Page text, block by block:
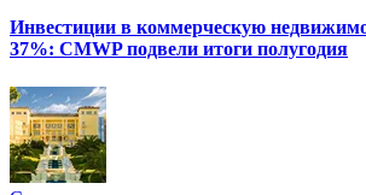
Инвестиции в коммерческую
37%: CMWP подвели итоги полугодия